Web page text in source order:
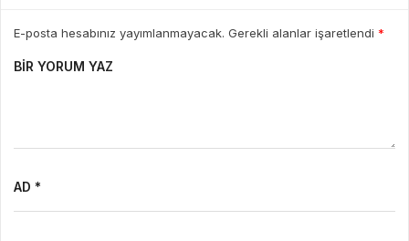
E-posta hesabınız yayımlanmayacak. Gerekli alanlar işaretlendi *
BIR YORUM YAZ
AD *